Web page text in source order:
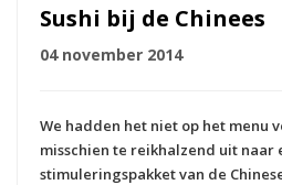
Sushi bij de Chinees
04 november 2014
We hadden het niet op het menu
misschien te reikhalzend uit naar
stimuleringspakket van de